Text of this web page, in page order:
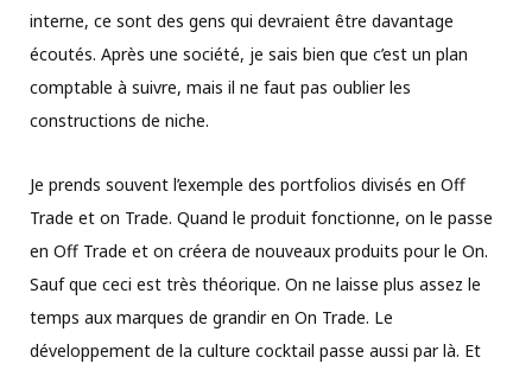
interne, ce sont des gens qui devraient être davantage
écoutés. Après une société, je sais bien que c’est un plan
comptable à suivre, mais il ne faut pas oublier les
constructions de niche.
Je prends souvent l’exemple des portfolios divisés en Off
Trade et on Trade. Quand le produit fonctionne, on le passe
en Off Trade et on créera de nouveaux produits pour le On.
Sauf que ceci est très théorique. On ne laisse plus assez le
temps aux marques de grandir en On Trade. Le
développement de la culture cocktail passe aussi par là. Et